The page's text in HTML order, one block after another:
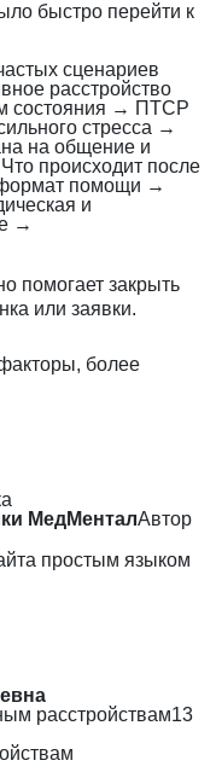
быстро перейти к
сценариев
расстройство
состояния → ПТСР
стресса →
на общение и
Что происходит после
формат помощи →
и
→
помогает закрыть
или заявки.
более
МедМенталАвтор
простым языком
расстройствам13